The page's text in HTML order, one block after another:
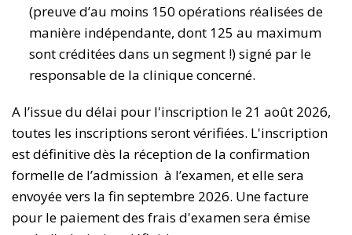
(preuve d’au moins 150 opérations réalisées de
manière indépendante, dont 125 au maximum
sont créditées dans un segment !) signé par le
responsable de la clinique concerné.
A l’issue du délai pour l'inscription le 21 août 2026,
toutes les inscriptions seront vérifiées. L'inscription
est définitive dès la réception de la confirmation
formelle de l’admission à l’examen, et elle sera
envoyée vers la fin septembre 2026. Une facture
pour le paiement des frais d'examen sera émise